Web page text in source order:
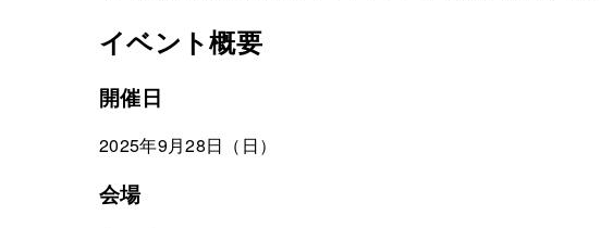
イベント概要
開催日
2025年9月28日（日）
会場